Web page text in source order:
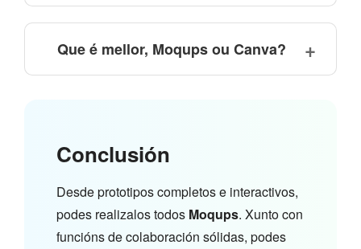
Que é mellor, Moqups ou Canva?
Conclusión
Desde prototipos completos e interactivos,
podes realizalos todos Moqups. Xunto con
funcións de colaboración sólidas, podes